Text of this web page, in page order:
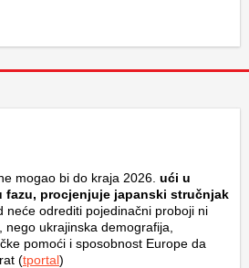
mogao bi do kraja 2026. ući u
fazu, procjenjuje japanski stručnjak
neće odrediti pojedinačni proboji ni
nego ukrajinska demografija,
pomoći i sposobnost Europe da
(tportal)